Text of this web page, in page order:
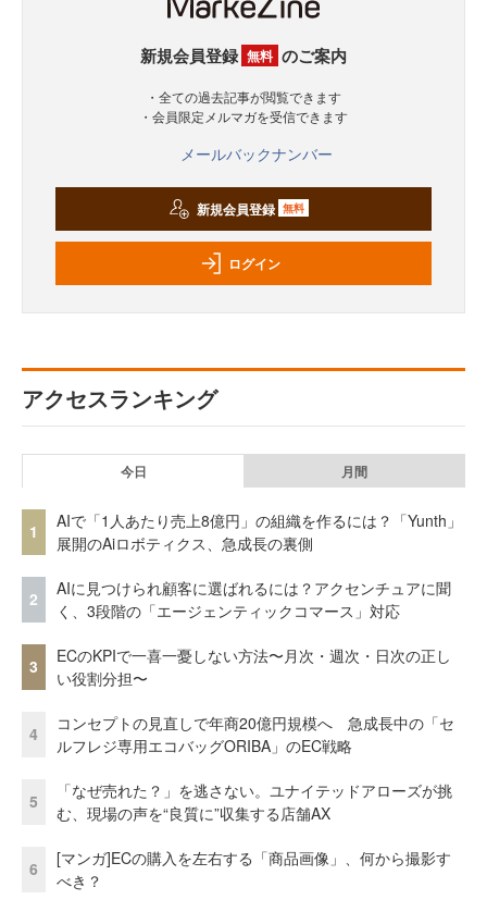
新規会員登録 無料 のご案内
・全ての過去記事が閲覧できます
・会員限定メルマガを受信できます
メールバックナンバー
新規会員登録 無料
ログイン
アクセスランキング
今日 月間
1
AIで「1人あたり売上8億円」の組織を作るには？「Yunth」
展開のAiロボティクス、急成長の裏側
2
AIに見つけられ顧客に選ばれるには？アクセンチュアに聞
く、3段階の「エージェンティックコマース」対応
3
ECのKPIで一喜一憂しない方法〜月次・週次・日次の正し
い役割分担〜
4
コンセプトの見直しで年商20億円規模へ 急成長中の「セ
ルフレジ専用エコバッグORIBA」のEC戦略
5
「なぜ売れた？」を逃さない。ユナイテッドアローズが挑
む、現場の声を“良質に”収集する店舗AX
6
[マンガ]ECの購入を左右する「商品画像」、何から撮影す
べき？